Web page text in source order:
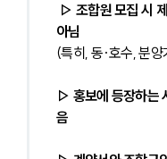
▷ 조합원 모집 시
아님
(특히, 동·호수, 분
▷ 홍보에 등장하는
음